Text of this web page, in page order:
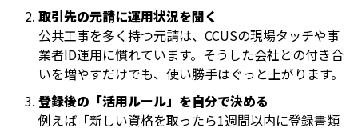
取引先の元請に運用状況を聞く
公共工事を多く持つ元請は、CCUSの現場タッチや事
業者ID運用に慣れています。そうした会社との付き合
いを増やすだけでも、使い勝手はぐっと上がります。
登録後の「活用ルール」を自分で決める
例えば「新しい資格を取ったら1週間以内に登録書類